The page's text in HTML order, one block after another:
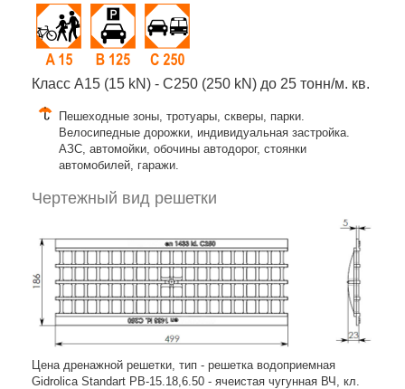
Класс A15 (15 kN) - C250 (250 kN) до 25 тонн/м. кв.
Пешеходные зоны, тротуары, скверы, парки.
Велосипедные дорожки, индивидуальная застройка.
АЗС, автомойки, обочины автодорог, стоянки
автомобилей, гаражи.
Чертежный вид решетки
Цена дренажной решетки, тип - решетка водоприемная
Gidrolica Standart РВ-15.18,6.50 - ячеистая чугунная ВЧ, кл.